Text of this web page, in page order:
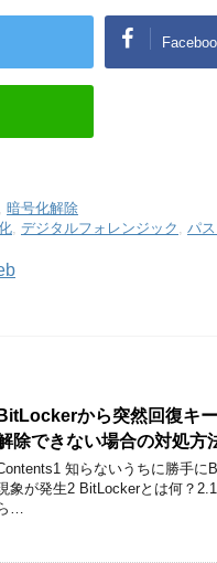
暗号化解除
, デジタルフォレンジック , パ
BitLockerから突然回復キ
除できない場合の対処方
知らないうちに勝手に
象が発生2 BitLockerとは何？
…